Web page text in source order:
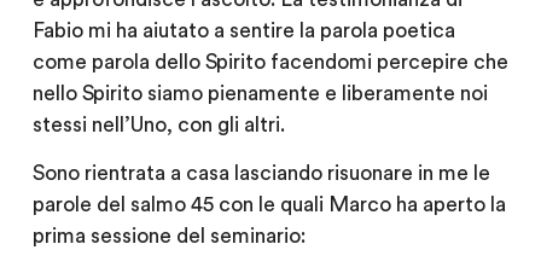
Fabio mi ha aiutato a sentire la parola poetica
come parola dello Spirito facendomi percepire che
nello Spirito siamo pienamente e liberamente noi
stessi nell’Uno, con gli altri.
Sono rientrata a casa lasciando risuonare in me le
parole del salmo 45 con le quali Marco ha aperto la
prima sessione del seminario: